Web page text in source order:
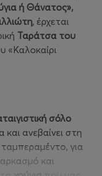
ή Θάνατος»,
, έρχεται
Ταράτσα του
«Καλοκαίρι
σόλο
ανεβαίνει στη
για
και